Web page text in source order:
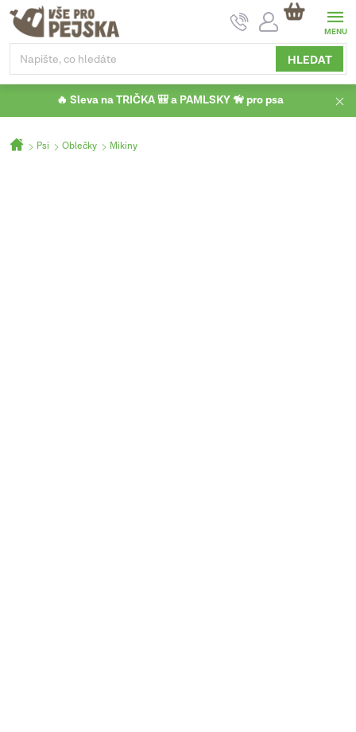
Přejít
obsah
HLEDAT
NÁKUPNÍ
KOŠÍK
🔥 Sleva na TRIČKA 🎒 a PAMLSKY 🦮 pro psa
Domů
Psi Oblečky Mikiny